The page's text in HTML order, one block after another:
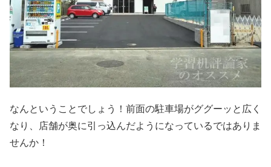
なんということでしょう！前面の駐車場がググーッと広く
なり、店舗が奥に引っ込んだようになっているではありま
せんか！